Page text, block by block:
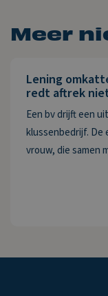
Meer
Lening
redt aftrek
Een bv drijft een
klussenbedrijf. De
vrouw, die samen